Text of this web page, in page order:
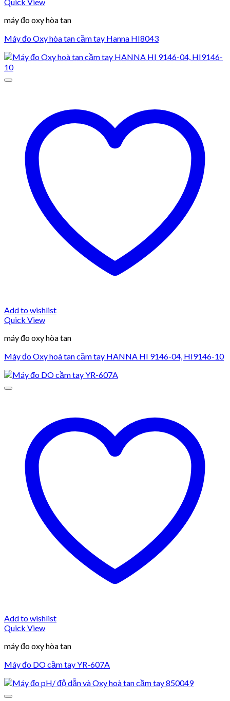
máy đo oxy hòa tan
Máy đo Oxy hòa tan cầm tay Hanna HI8043
Add to wishlist
Quick View
máy đo oxy hòa tan
Máy đo Oxy hoà tan cầm tay HANNA HI 9146-04, HI9146-10
Add to wishlist
Quick View
máy đo oxy hòa tan
Máy đo DO cầm tay YR-607A